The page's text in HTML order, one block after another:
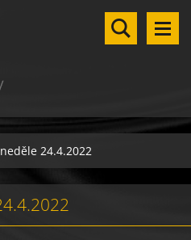
24.4.2022